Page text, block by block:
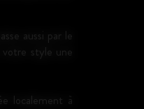
aussi par le
style une
localement à